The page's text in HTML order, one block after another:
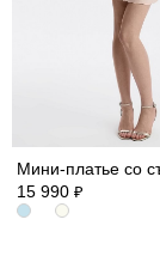
15 990 ₽